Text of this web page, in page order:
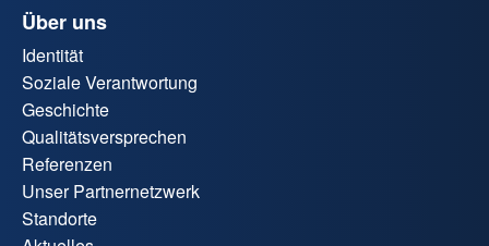
Über uns
Identität
Soziale Verantwortung
Geschichte
Qualitätsversprechen
Referenzen
Unser Partnernetzwerk
Standorte